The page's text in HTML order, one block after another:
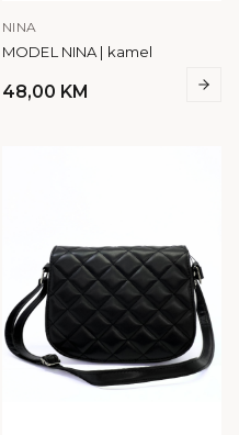
NINA
MODEL NINA | kamel
48,00 KM